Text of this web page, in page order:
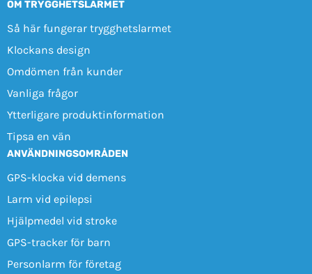
OM TRYGGHETSLARMET
Så här fungerar trygghetslarmet
Klockans design
Omdömen från kunder
Vanliga frågor
Ytterligare produktinformation
Tipsa en vän
ANVÄNDNINGSOMRÅDEN
GPS-klocka vid demens
Larm vid epilepsi
Hjälpmedel vid stroke
GPS-tracker för barn
Personlarm för företag